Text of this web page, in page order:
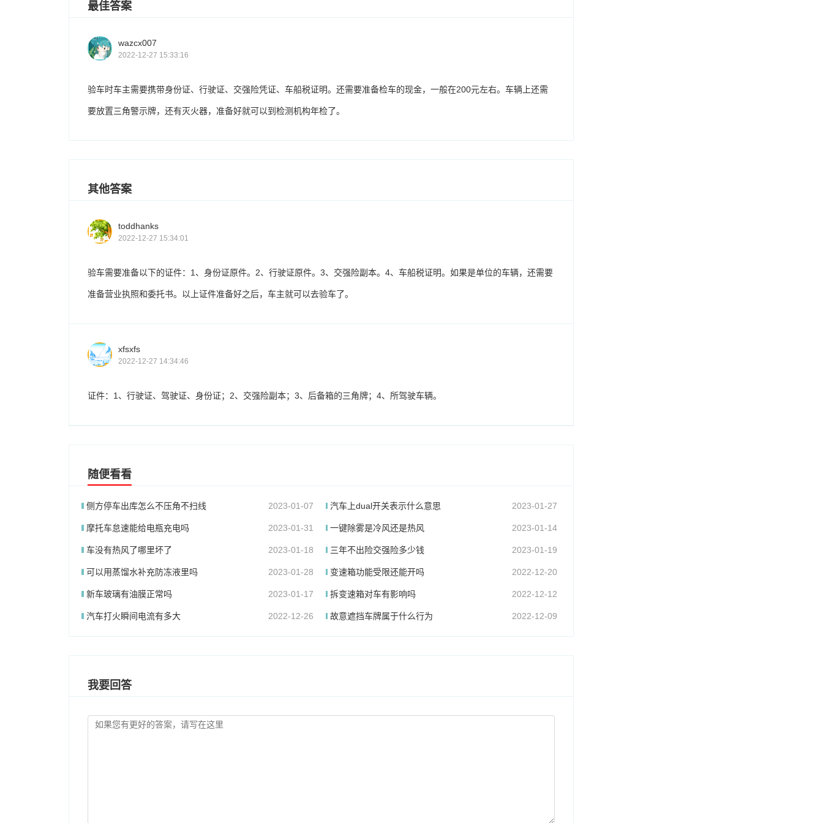
最佳答案
wazcx007
2022-12-27 15:33:16
验车时车主需要携带身份证、行驶证、交强险凭证、车船税证明。还需要准备检车的现金，一般在200元左右。车辆上还需
要放置三角警示牌，还有灭火器，准备好就可以到检测机构年检了。
其他答案
toddhanks
2022-12-27 15:34:01
验车需要准备以下的证件：1、身份证原件。2、行驶证原件。3、交强险副本。4、车船税证明。如果是单位的车辆，还需要
准备营业执照和委托书。以上证件准备好之后，车主就可以去验车了。
xfsxfs
2022-12-27 14:34:46
证件：1、行驶证、驾驶证、身份证；2、交强险副本；3、后备箱的三角牌；4、所驾驶车辆。
随便看看
侧方停车出库怎么不压角不扫线 2023-01-07 汽车上dual开关表示什么意思 2023-01-27
摩托车怠速能给电瓶充电吗 2023-01-31 一键除雾是冷风还是热风 2023-01-14
车没有热风了哪里坏了 2023-01-18 三年不出险交强险多少钱 2023-01-19
可以用蒸馏水补充防冻液里吗 2023-01-28 变速箱功能受限还能开吗 2022-12-20
新车玻璃有油膜正常吗 2023-01-17 拆变速箱对车有影响吗 2022-12-12
汽车打火瞬间电流有多大 2022-12-26 故意遮挡车牌属于什么行为 2022-12-09
我要回答